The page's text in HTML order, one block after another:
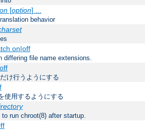
[option] ...
behavior
on|off
differing file name extensions.
け行うようにする
使用するようにする
run chroot(8) after startup.